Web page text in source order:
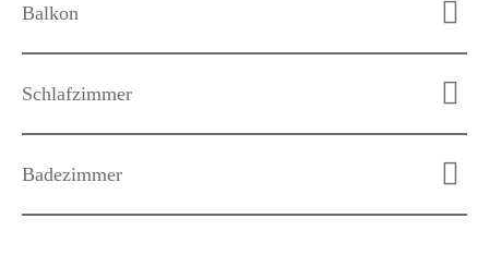
Balkon
Schlafzimmer
Badezimmer